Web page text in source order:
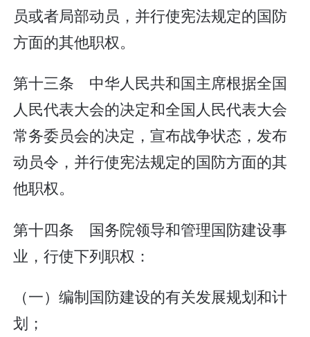
员或者局部动员，并行使宪法规定的国防
方面的其他职权。
第十三条 中华人民共和国主席根据全国
人民代表大会的决定和全国人民代表大会
常务委员会的决定，宣布战争状态，发布
动员令，并行使宪法规定的国防方面的其
他职权。
第十四条 国务院领导和管理国防建设事
业，行使下列职权：
（一）编制国防建设的有关发展规划和计
划；